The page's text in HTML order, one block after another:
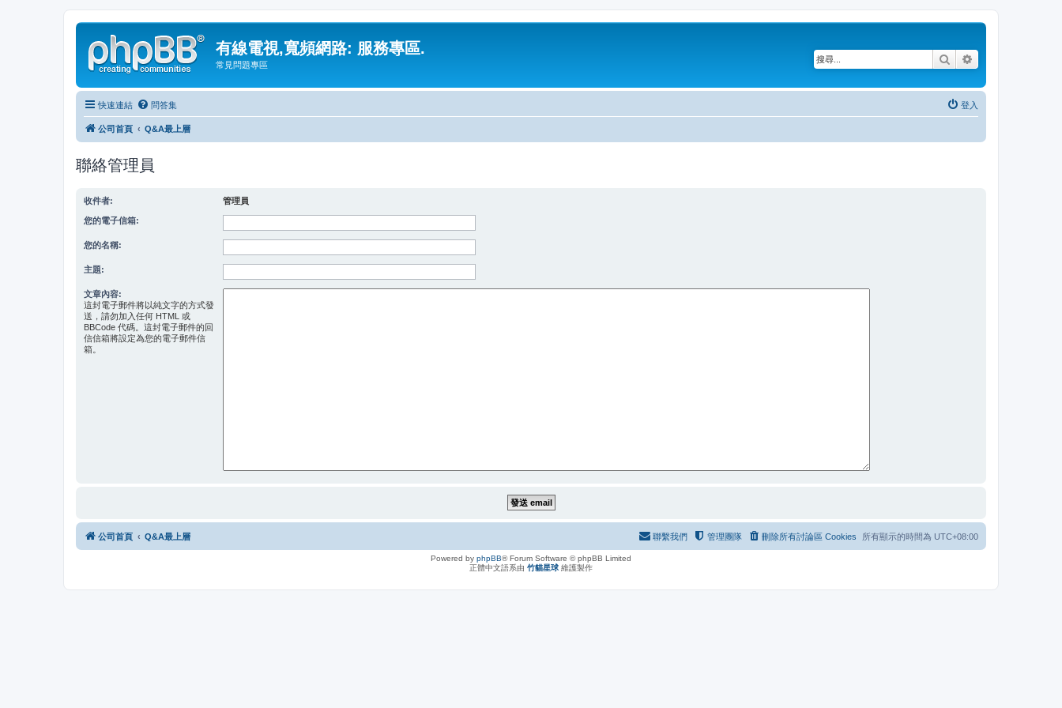
有線電視,寬頻網路: 服務專區.
常見問題專區 搜尋
快速連結 問答集 登入
公司首頁 Q&A最上層
聯絡管理員
收件者: 管理員
您的電子信箱:
您的名稱:
主題:
文章內容:
這封電子郵件將以純文字的方式發
送，請勿加入任何 HTML 或
BBCode 代碼。這封電子郵件的回
信信箱將設定為您的電子郵件信
箱。
公司首頁 Q&A最上層 所有顯示的時間為 UTC+08:00
刪除所有討論區 Cookies
管理團隊
聯繫我們
Powered by phpBB® Forum Software © phpBB Limited
正體中文語系由 竹貓星球 維護製作